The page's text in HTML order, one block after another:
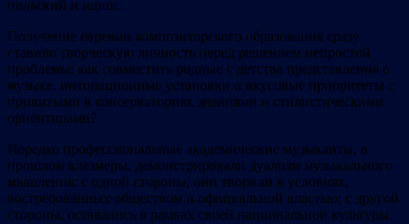
польский и идиш.
Получение евреями композиторского образования сразу
ставило творческую личность перед решением непростой
проблемы: как совместить родные с детства представления о
музыке, интонационные установки и вкусовые приоритеты с
привитыми в консерваториях знаниями и стилистическими
ориентирами?
Нередко профессиональные академические музыканты, в
прошлом клезмеры, демонстрировали дуализм музыкального
мышления: с одной стороны, они творили в условиях,
востребованных обществом и официальной властью; с другой
стороны, оставались в рамках своей национальной культуры.